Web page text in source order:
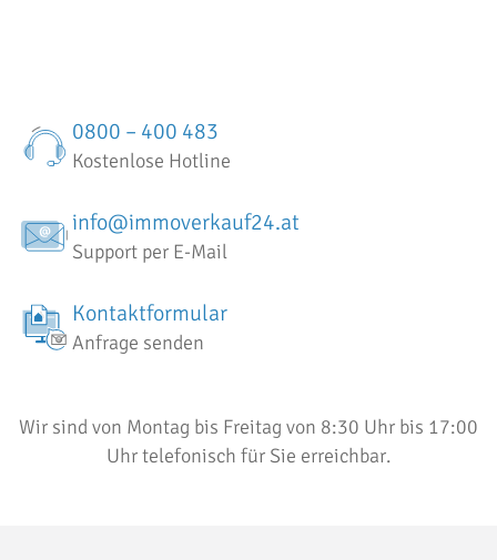
0800 – 400 483
Kostenlose Hotline
info@immoverkauf24.at
Support per E-Mail
Kontaktformular
Anfrage senden
Wir sind von Montag bis Freitag von 8:30 Uhr bis 17:00
Uhr telefonisch für Sie erreichbar.